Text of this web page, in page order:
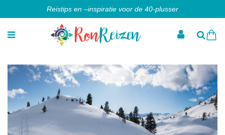
Reistips en –inspiratie voor de 40-plusser